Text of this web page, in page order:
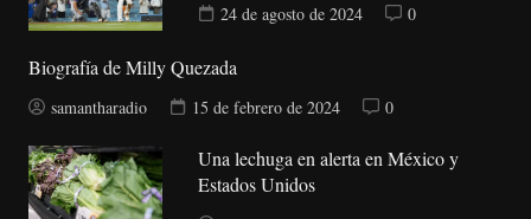
24 de agosto de 2024
0
Biografía de Milly Quezada
samantharadio 15 de febrero de 2024 0
Una lechuga en alerta en México y
Estados Unidos